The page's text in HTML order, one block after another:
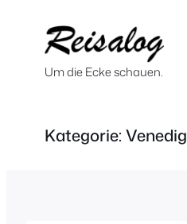
springenUm die Ecke schauen.
Kategorie: Venedig